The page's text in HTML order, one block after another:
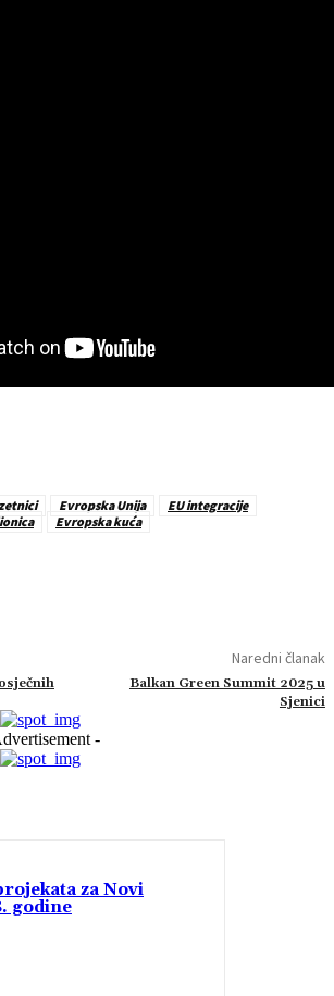
Evropska Unija
EU integracije
Evropska kuća
Naredni članak
Balkan Green Summit 2025 u
Sjenici
-
za Novi
godine